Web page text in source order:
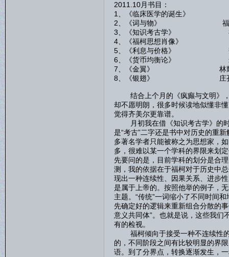
2011.10月书目：
1、《临床医学的诞生》
2、《词与物》 福
3、《知识考古学》
4、《福柯思想肖像》
5、《利息与价格》 魏
6、《货币均衡论》 米
7、《金翼》 林耀
8、《银翅》 庄孔
结合上个月的《疯癫与文明》，
却不愿明朗，很多时候读地似懂非
觉得齐美尔更靠谱。
月初我在借《知识考古学》的时
是“考古”二字还是书中对历史的重
多著名学者只能被称之为思想家，
多，很难以某一个学科的界限来划
先要问的是，目前学科的划分是合
测，我的依据在于福柯对于历史中
现出一种连续性、因果关系、进步
是属于上帝的。按照他举的例子，无
主题。“传统”一词缩小了不同时间
先确定好的逻辑来重新组合分散的
意义共同体”。也就是说，这些我们
有的检视。
福柯倾向于接受一种不连续性的
的，不同阶段之间有比较明显的界
语。到了分界点，转换逐渐发生，